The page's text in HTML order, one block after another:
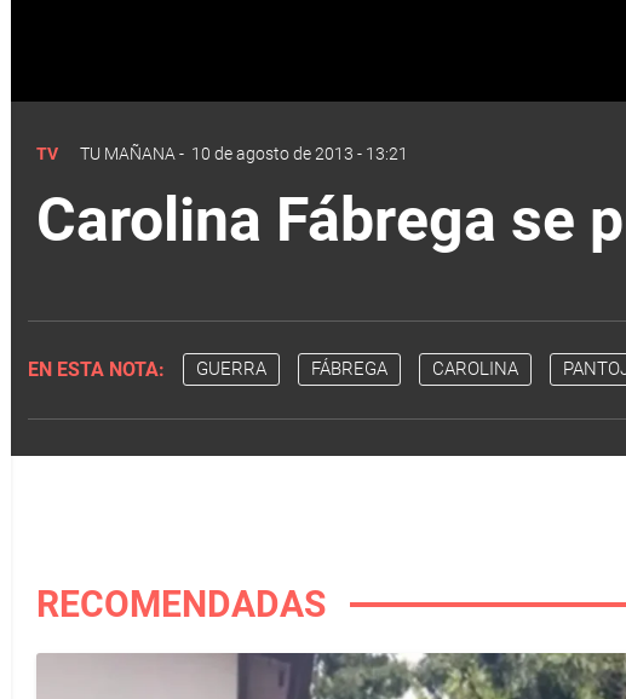
TV TU MAÑANA - 10 de agosto de 2013 - 13:21
Carolina Fábrega se
EN ESTA NOTA: GUERRA FÁBREGA CAROLINA
RECOMENDADAS